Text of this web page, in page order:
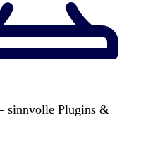
sinnvolle Plugins &